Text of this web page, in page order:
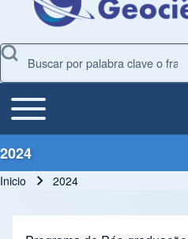
Buscar
Main Menu
Toggle main menu
2024
Inicio 2024